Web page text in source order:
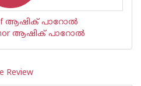
of ആഷിക് പാറോൽ
ആഷിക് പാറോൽ
Review